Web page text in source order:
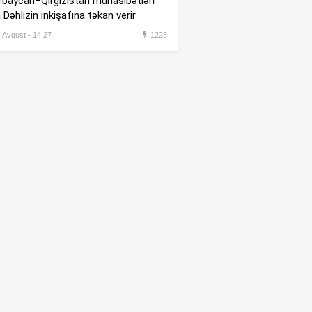
17 yaşlı qızın toyu təxirə
Dəhlizin inkişafına təkan verir
Avqust - 14:27 1223